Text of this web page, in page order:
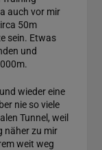
auch vor mir
50m
sein. Etwas
und
wieder eine
nie so viele
Tunnel, weil
näher zu mir
weit weg